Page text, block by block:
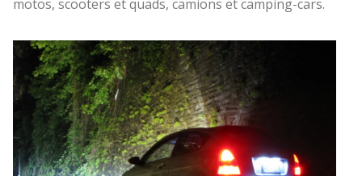
motos, scooters et quads, camions et camping-cars.